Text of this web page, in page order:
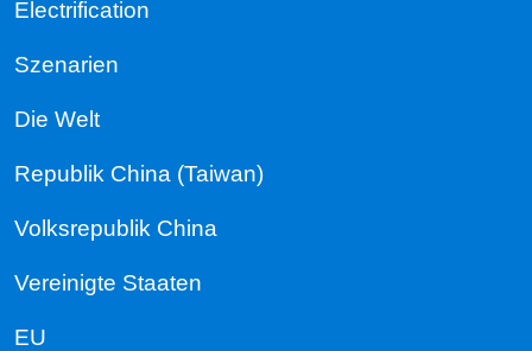
Electrification
Szenarien
Die Welt
Republik China (Taiwan)
Volksrepublik China
Vereinigte Staaten
EU